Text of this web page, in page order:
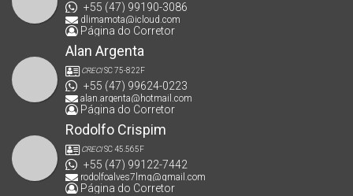
+55 (47) 99190-3086
dlimamota@icloud.com
Página do Corretor
Alan Argenta
CRECISC 75-822F
+55 (47) 99624-0223
alan.argenta@hotmail.com
Página do Corretor
Rodolfo Crispim
CRECISC 45.565F
+55 (47) 99122-7442
rodolfoalves7lmg@gmail.com
Página do Corretor